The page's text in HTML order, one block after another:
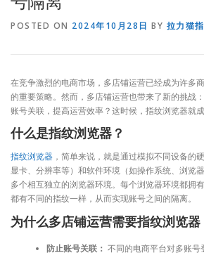
POSTED ON 2024年10月28日 BY 拉力猫
在竞争激烈的电商市场，多店铺运营已经成为许多
的重要策略。然而，多店铺运营也带来了新的挑战
账号关联，提高运营效率？这时候，指纹浏览器就
什么是指纹浏览器？
指纹浏览器 ，简单来说，就是通过模拟不同设备的
显卡、分辨率等）和软件环境（如操作系统、浏览
多个相互独立的浏览器环境。每个浏览器环境都拥
都有不同的指纹一样，从而实现账号之间的隔离。
为什么多店铺运营需要指纹浏览器
防止账号关联： 不同的电商平台对多账